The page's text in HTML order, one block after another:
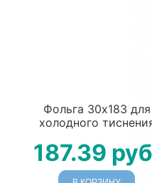
Фольга 30х183 для
холодного
187.39